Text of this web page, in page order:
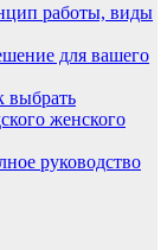
работы, виды
для вашего
выбрать
женского
руководство